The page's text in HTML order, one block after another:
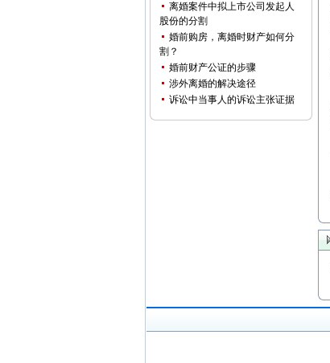
离婚案件中拟上市公司发起人
股份的分割
婚前购房，离婚时财产如何分
割？
婚前财产公证的步骤
涉外离婚的解决途径
诉讼中当事人的诉讼主张证据